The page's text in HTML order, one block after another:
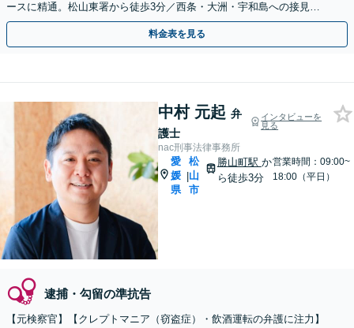
ースに精通。松山東署から徒歩3分／西条・大洲・宇和島への接見も
可能。豊富な経験をもとに、事件の解決を目指します
料金表を見る
中村 元起 弁
護士
インタビューを
見る
nac刑事法律事務所
愛
媛
県
|
松
山
市
勝山町駅 か
ら徒歩3分
営業時間：09:00~
18:00（平日）
逮捕・勾留の準抗告
【元検察官】【クレプトマニア（窃盗症）・飲酒運転の弁護に注力】